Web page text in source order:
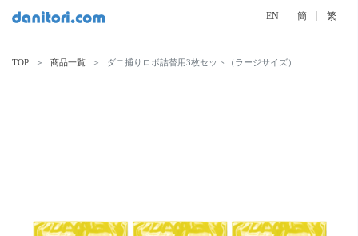
EN 簡 繁
TOP 商品一覧 ダニ捕りロボ詰替用3枚セット（ラージサイズ）